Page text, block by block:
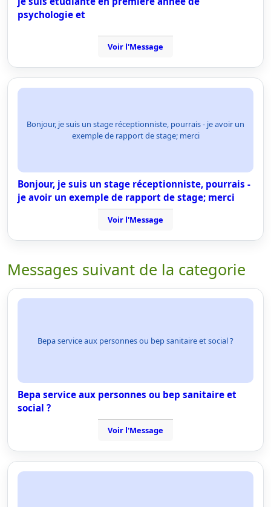
psychologie et
Voir l'Message
Bonjour, je suis un stage réceptionniste, pourrais - je avoir un
exemple de rapport de stage; merci
Bonjour, je suis un stage réceptionniste, pourrais -
je avoir un exemple de rapport de stage; merci
Voir l'Message
Messages suivant de la categorie
Bepa service aux personnes ou bep sanitaire et social ?
Bepa service aux personnes ou bep sanitaire et
social ?
Voir l'Message